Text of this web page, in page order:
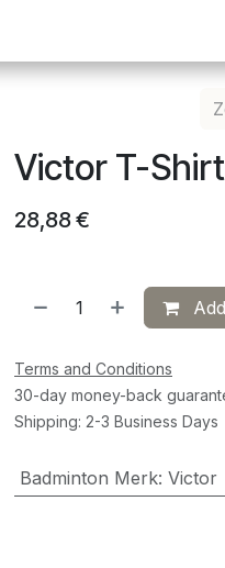
Victor T-
28,88€
Terms and Conditions
30-day money-back
Shipping: 2-3 Business Days
Badminton Merk: Victor